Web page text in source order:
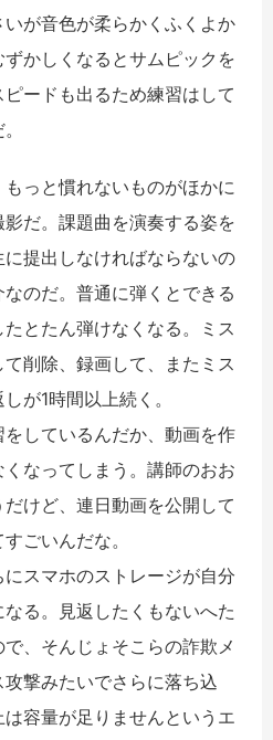
が音色が柔らかくふくよか
かしくなるとサムピックを
ードも出るため練習はして
っと慣れないものがほかに
だ。課題曲を演奏する姿を
提出しなければならないの
のだ。普通に弾くとできる
とたん弾けなくなる。ミス
削除、録画して、またミス
が1時間以上続く。
しているんだか、動画を作
なってしまう。講師のおお
けど、連日動画を公開して
ごいんだな。
スマホのストレージが自分
る。見返したくもないへた
、そんじょそこらの詐欺メ
撃みたいでさらに落ち込
容量が足りませんというエ